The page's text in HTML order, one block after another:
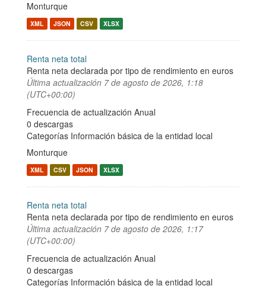
Monturque
XML JSON CSV XLSX
Renta neta total
Renta neta declarada por tipo de rendimiento en euros
Última actualización 7 de agosto de 2026, 1:18
(UTC+00:00)
Frecuencia de actualización Anual
0 descargas
Categorías Información básica de la entidad local
Monturque
XML CSV JSON XLSX
Renta neta total
Renta neta declarada por tipo de rendimiento en euros
Última actualización 7 de agosto de 2026, 1:17
(UTC+00:00)
Frecuencia de actualización Anual
0 descargas
Categorías Información básica de la entidad local